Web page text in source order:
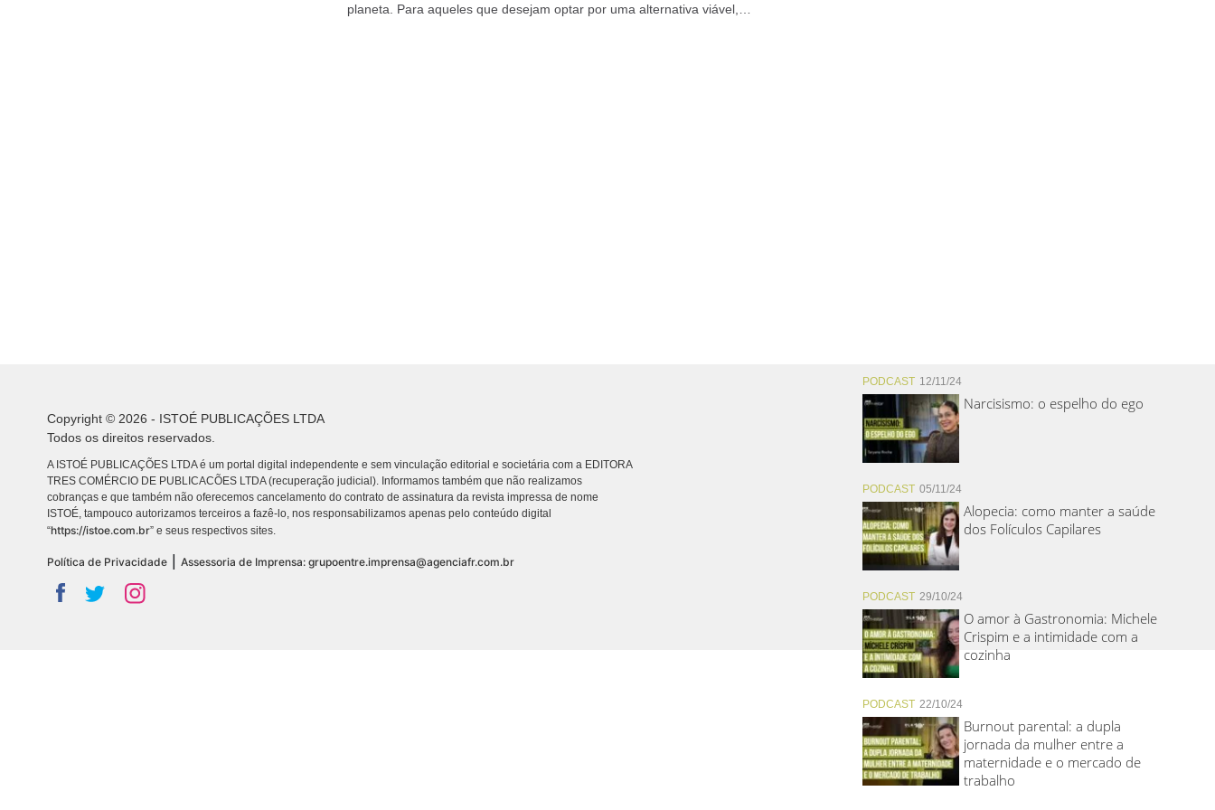
planeta. Para aqueles que desejam optar por uma alternativa viável,
PODCAST 12/11/24
Narcisismo: o espelho do ego
PODCAST 05/11/24
Alopecia: como manter a saúde
dos Folículos Capilares
PODCAST 29/10/24
O amor à Gastronomia: Michele
Crispim e a intimidade com a
cozinha
PODCAST 22/10/24
Burnout parental: a dupla
jornada da mulher entre a
maternidade e o mercado de
trabalho
Copyright © 2026 - ISTOÉ PUBLICAÇÕES LTDA
Todos os direitos reservados.
A ISTOÉ PUBLICAÇÕES LTDA é um portal digital independente e sem vinculação editorial e societária com a EDITORA
TRES COMÉRCIO DE PUBLICACÕES LTDA (recuperação judicial). Informamos também que não realizamos
cobranças e que também não oferecemos cancelamento do contrato de assinatura da revista impressa de nome
ISTOÉ, tampouco autorizamos terceiros a fazê-lo, nos responsabilizamos apenas pelo conteúdo digital
“https://istoe.com.br” e seus respectivos sites.
Política de Privacidade Assessoria de Imprensa: grupoentre.imprensa@agenciafr.com.br